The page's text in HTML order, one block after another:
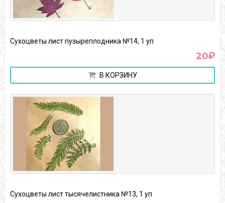
Сухоцветы лист пузыреплодника №14, 1 уп
20
В КОРЗИНУ
Сухоцветы лист тысячелистника №13, 1 уп